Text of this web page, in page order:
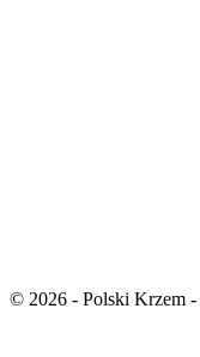
© 2026 - Polski Krzem -